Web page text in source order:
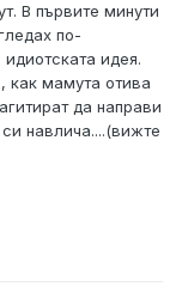
В първите минути
по-
идея.
как мамута отива
да направи
навлича....(вижте